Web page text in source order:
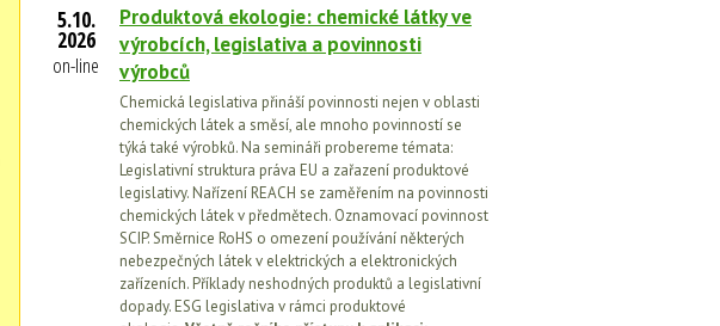
5.10.
2026
on-line
Produktová ekologie: chemické látky ve
výrobcích, legislativa a povinnosti
výrobců
Chemická legislativa přináší povinnosti nejen v oblasti
chemických látek a směsí, ale mnoho povinností se
týká také výrobků. Na semináři probereme témata:
Legislativní struktura práva EU a zařazení produktové
legislativy. Nařízení REACH se zaměřením na povinnosti
chemických látek v předmětech. Oznamovací povinnost
SCIP. Směrnice RoHS o omezení používání některých
nebezpečných látek v elektrických a elektronických
zařízeních. Příklady neshodných produktů a legislativní
dopady. ESG legislativa v rámci produktové